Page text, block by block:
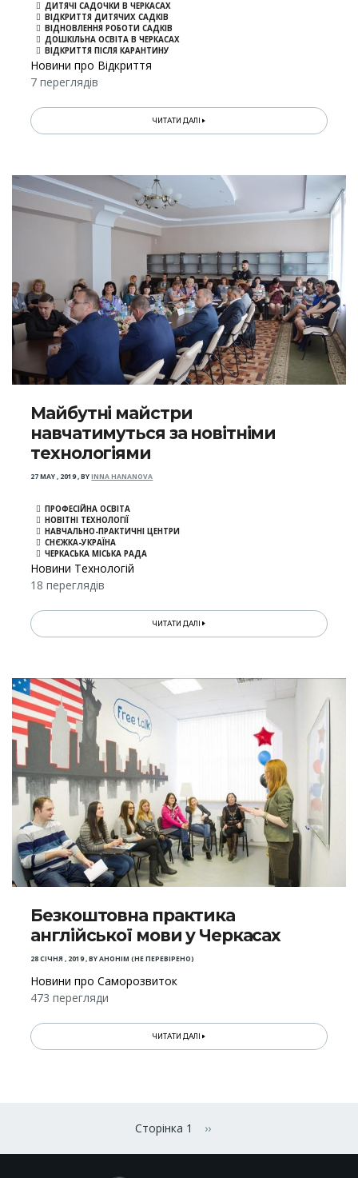
ДИТЯЧІ САДОЧКИ В ЧЕРКАСАХ
ВІДКРИТТЯ ДИТЯЧИХ САДКІВ
ВІДНОВЛЕННЯ РОБОТИ САДКІВ
ДОШКІЛЬНА ОСВІТА В ЧЕРКАСАХ
ВІДКРИТТЯ ПІСЛЯ КАРАНТИНУ
Новини про Відкриття
7 переглядів
ЧИТАТИ ДАЛІ
Майбутні майстри
навчатимуться за новітніми
технологіями
27 MAY , 2019,BYINNA HANANOVA
ПРОФЕСІЙНА ОСВІТА
НОВІТНІ ТЕХНОЛОГІЇ
НАВЧАЛЬНО-ПРАКТИЧНІ ЦЕНТРИ
СНЄЖКА-УКРАЇНА
ЧЕРКАСЬКА МІСЬКА РАДА
Новини Технологій
18 переглядів
ЧИТАТИ ДАЛІ
Безкоштовна практика
англійської мови у Черкасах
28 СІЧНЯ , 2019,BYАНОНІМ (НЕ ПЕРЕВІРЕНО)
Новини про Саморозвиток
473 перегляди
ЧИТАТИ ДАЛІ
Сторінка 1 Наступна сторінка
››